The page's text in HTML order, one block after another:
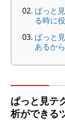
ぱっと
る時に
ぱっと
あるか
ぱっと見テ
析ができる